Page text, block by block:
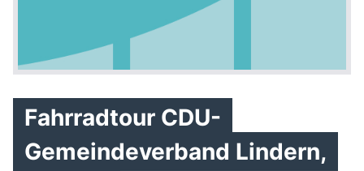
Fahrradtour CDU-
Gemeindeverband Lindern,